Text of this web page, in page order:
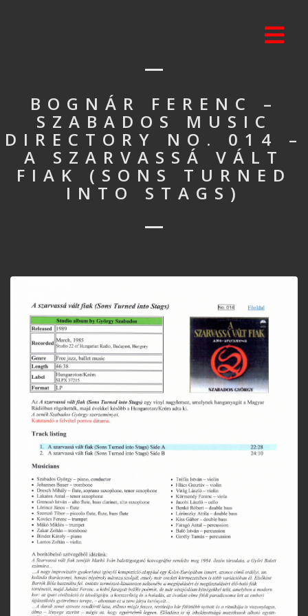
BOGNÁR FERENC –
SZABADOS MUSIC
DIRECTORY NO. 014 –
A SZARVASSÁ VÁLT
FIAK (SONS TURNED
INTO STAGS)